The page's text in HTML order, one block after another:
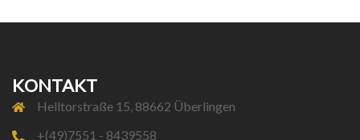
KONTAKT
Helltorstraße 15, 88662 Überlingen
+(49)7551 - 8439558